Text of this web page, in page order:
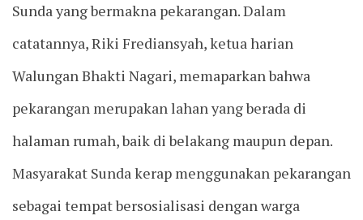
Sunda yang bermakna pekarangan. Dalam
catatannya, Riki Frediansyah, ketua harian
Walungan Bhakti Nagari, memaparkan bahwa
pekarangan merupakan lahan yang berada di
halaman rumah, baik di belakang maupun depan.
Masyarakat Sunda kerap menggunakan pekarangan
sebagai tempat bersosialisasi dengan warga